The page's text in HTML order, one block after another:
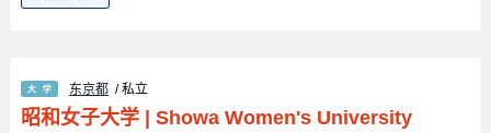
东京都 / 私立
昭和女子大学| Showa Women's University